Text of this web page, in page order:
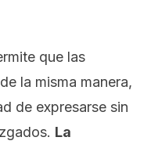
que las
la misma manera,
de expresarse sin
La